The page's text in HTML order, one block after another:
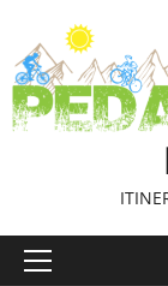
contenuto
Menu